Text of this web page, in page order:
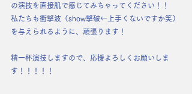
の演技を直接肌で感じてみちゃってください！！
私たちも衝撃波（show撃破←上手くないですか笑）
を与えられるように、頑張ります！
精一杯演技しますので、応援よろしくお願いしま
す！！！！！